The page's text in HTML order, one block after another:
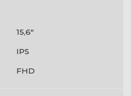
15,6"
IPS
FHD